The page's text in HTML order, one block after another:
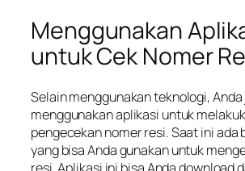
Menggunakan
untuk Cek Nomer
Selain menggunakan teknologi, Anda
menggunakan aplikasi untuk
pengecekan nomer resi. Saat ini ada
yang bisa Anda gunakan untuk